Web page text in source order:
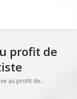
profit de
au profit de…